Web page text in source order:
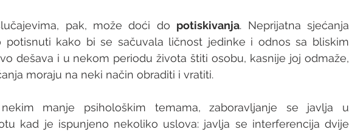
pak, može doći do potiskivanja. Neprijatna sjećanja
potisnuti kako bi se sačuvala ličnost jedinke i odnos sa bliskim
dešava i u nekom periodu života štiti osobu, kasnije joj odmaže,
moraju na neki način obraditi i vratiti.
manje psihološkim temama, zaboravljanje se javlja u
kad je ispunjeno nekoliko uslova: javlja se interferencija dvije